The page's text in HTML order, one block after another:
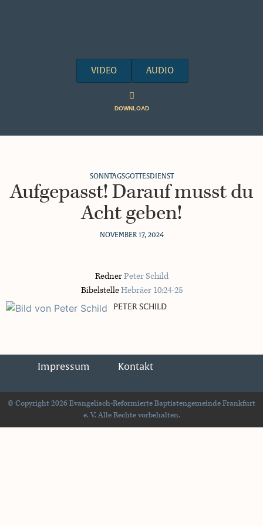
VIDEO AUDIO
DOWNLOAD
SONNTAGSGOTTESDIENST
Aufgepasst! Darauf musst du
Acht geben!
NOVEMBER 17, 2024
RednerPeter Schild
BibelstelleHebräer 10:24-25
PETER SCHILD
Impressum Kontakt
© Copyright 2026 Evangelisch-Reformierte Baptistengemeinde Frankfurt
e. V. Alle Rechte vorbehalten.